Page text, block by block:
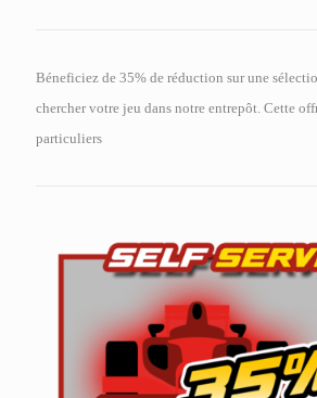
Béneficiez de 35% de réduction sur une
chercher votre jeu dans notre entrepôt. Cette
particuliers